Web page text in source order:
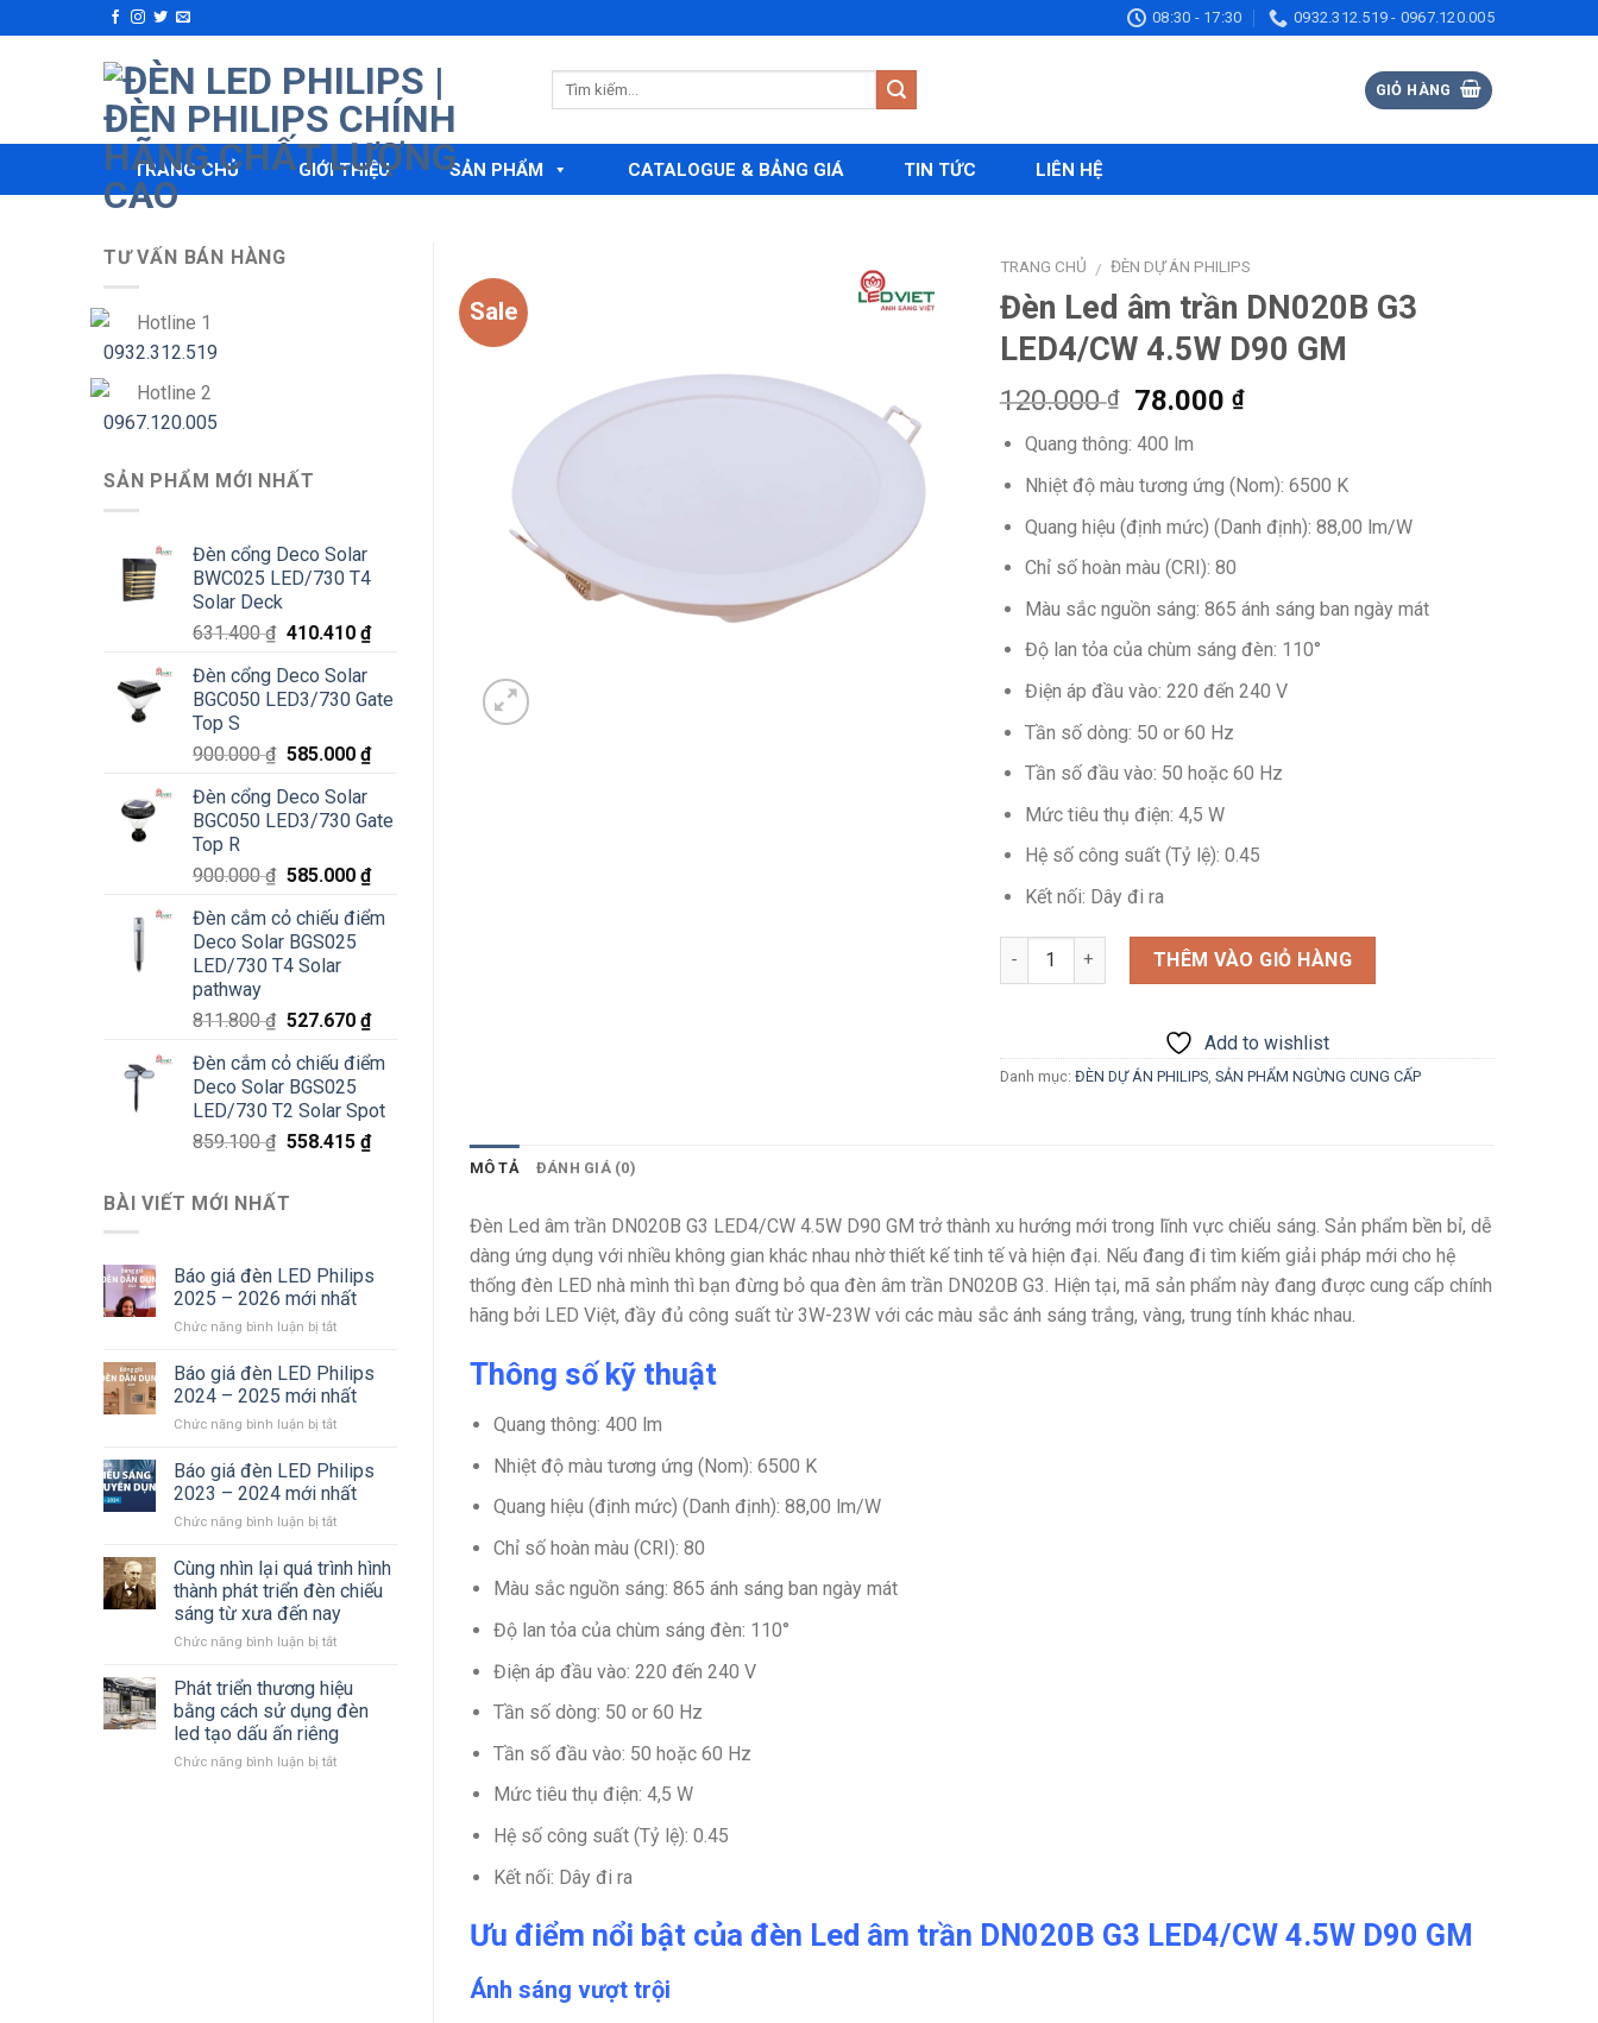
to
08:30 - 17:30 0932.312.519 - 0967.120.005
GIỎ HÀNG
TRANG CHỦ GIỚI THIỆU SẢN PHẨM CATALOGUE & BẢNG GIÁ TIN TỨC LIÊN HỆ
Sale
TRANG CHỦ / ĐÈN DỰ ÁN PHILIPS
Đèn Led âm trần DN020B G3
LED4/CW 4.5W D90 GM
120.000₫
Giá
gốc
là:
120.000 ₫.
78.000 ₫Giá
là:
78.000 ₫.
Quang thông: 400 lm
Nhiệt độ màu tương ứng (Nom): 6500 K
Quang hiệu (định mức) (Danh định): 88,00 lm/W
Chỉ số hoàn màu (CRI): 80
Màu sắc nguồn sáng: 865 ánh sáng ban ngày mát
Độ lan tỏa của chùm sáng đèn: 110°
Điện áp đầu vào: 220 đến 240 V
Tần số dòng: 50 or 60 Hz
Tần số đầu vào: 50 hoặc 60 Hz
Mức tiêu thụ điện: 4,5 W
Hệ số công suất (Tỷ lệ): 0.45
Kết nối: Dây đi ra
Số lượng THÊM VÀO GIỎ HÀNG
Add to wishlist
Danh mục: ĐÈN DỰ ÁN PHILIPS, SẢN PHẨM NGỪNG CUNG CẤP
MÔ TẢ ĐÁNH GIÁ (0)
Đèn Led âm trần DN020B G3 LED4/CW 4.5W D90 GM trở thành xu hướng mới trong lĩnh vực chiếu sáng. Sản phẩm bền bỉ, dễ
dàng ứng dụng với nhiều không gian khác nhau nhờ thiết kế tinh tế và hiện đại. Nếu đang đi tìm kiếm giải pháp mới cho hệ
thống đèn LED nhà mình thì bạn đừng bỏ qua đèn âm trần DN020B G3. Hiện tại, mã sản phẩm này đang được cung cấp chính
hãng bởi LED Việt, đầy đủ công suất từ 3W-23W với các màu sắc ánh sáng trắng, vàng, trung tính khác nhau.
Thông số kỹ thuật
Quang thông:400 lm
Nhiệt độ màu tương ứng (Nom):6500 K
Quang hiệu (định mức) (Danh định):88,00 lm/W
Chỉ số hoàn màu (CRI):80
Màu sắc nguồn sáng:865 ánh sáng ban ngày mát
Độ lan tỏa của chùm sáng đèn: 110°
Điện áp đầu vào:220 đến 240 V
Tần số dòng: 50 or 60 Hz
Tần số đầu vào: 50 hoặc 60 Hz
Mức tiêu thụ điện:4,5 W
Hệ số công suất (Tỷ lệ):0.45
Kết nối: Dây đi ra
Ưu điểm nổi bật của đèn Led âm trần DN020B G3 LED4/CW 4.5W D90 GM
Ánh sáng vượt trội
TƯ VẤN BÁN HÀNG
Hotline 1
0932.312.519
Hotline 2
0967.120.005
SẢN PHẨM MỚI NHẤT
Đèn cổng Deco Solar
BWC025 LED/730 T4
Solar Deck
631.400₫ Giá
là:
631.400 ₫.
410.410 ₫Giá
là:
Đèn cổng Deco Solar
BGC050 LED3/730 Gate
Top S
900.000₫ Giá
là:
900.000 ₫.
585.000 ₫Giá
là:
Đèn cổng Deco Solar
BGC050 LED3/730 Gate
Top R
900.000₫ Giá
là:
900.000 ₫.
585.000 ₫Giá
tại
Đèn cắm cỏ chiếu điểm
Deco Solar BGS025
LED/730 T4 Solar
pathway
811.800₫ Giá
là:
811.800 ₫.
527.670 ₫Giá
tại
527.670 ₫.
Đèn cắm cỏ chiếu điểm
Deco Solar BGS025
LED/730 T2 Solar Spot
859.100₫ Giá
859.100 ₫.
558.415 ₫Giá
BÀI VIẾT MỚI NHẤT
Báo giá đèn LED Philips
2025 – 2026 mới nhất
Chức năng bình luận bị tắtở
giá
đèn
LED
Philips
–
2026
nhất
Báo giá đèn LED Philips
2024 – 2025 mới nhất
Chức năng bình luận bị tắtở
giá
đèn
LED
Philips
–
2025
nhất
Báo giá đèn LED Philips
2023 – 2024 mới nhất
Chức năng bình luận bị tắtở
giá
đèn
LED
Philips
2023
2024 mới
nhất
Cùng nhìn lại quá trình hình
thành phát triển đèn chiếu
sáng từ xưa đến nay
Chức năng bình luận bị tắtở
nhìn
lại
quá
trình
hình
Phát triển thương hiệu
bằng cách sử dụng đèn
led tạo dấu ấn riêng
Chức năng bình luận bị tắtở